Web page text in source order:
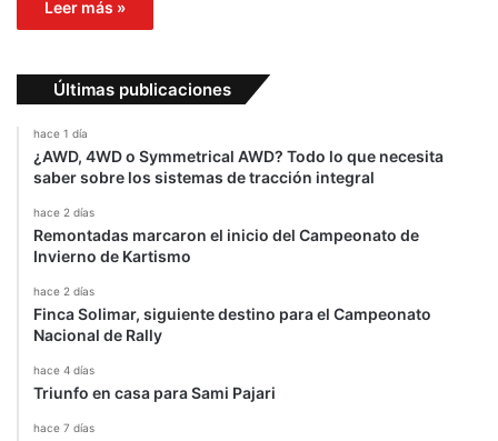
Leer más »
Últimas publicaciones
hace 1 día
¿AWD, 4WD o Symmetrical AWD? Todo lo que necesita
saber sobre los sistemas de tracción integral
hace 2 días
Remontadas marcaron el inicio del Campeonato de
Invierno de Kartismo
hace 2 días
Finca Solimar, siguiente destino para el Campeonato
Nacional de Rally
hace 4 días
Triunfo en casa para Sami Pajari
hace 7 días